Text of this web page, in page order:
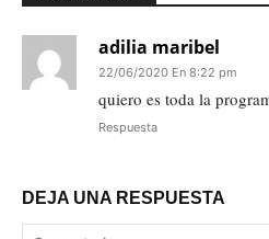
adilia maribel
22/06/2020 En 8:22 pm
quiero es toda la
Respuesta
DEJA UNA RESPUESTA